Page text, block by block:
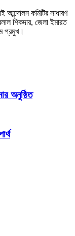
আন্দোলন কমিটির সাধারণ
শিকদার, জেলা ইমারত
প্রমুখ।
অনুষ্ঠিত